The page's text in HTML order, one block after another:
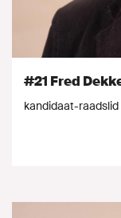
#21 Fred
kandidaat-raadslid